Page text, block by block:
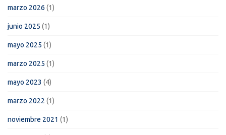
marzo 2026 (1)
junio 2025 (1)
mayo 2025 (1)
marzo 2025 (1)
mayo 2023 (4)
marzo 2022 (1)
noviembre 2021 (1)